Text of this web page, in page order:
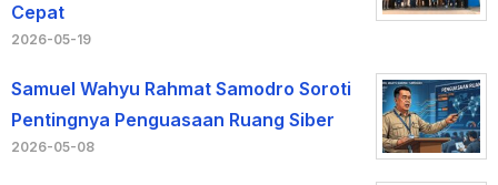
Cepat
2026-05-19
Samuel Wahyu Rahmat Samodro Soroti
Pentingnya Penguasaan Ruang Siber
2026-05-08